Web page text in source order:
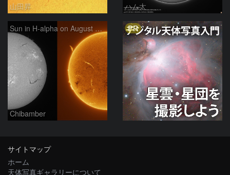
山田昇 ハム太
Sun in H-alpha on August 7, 2026
Chibamber
PR
サイトマップ
ホーム
天体写真ギャラリーについて